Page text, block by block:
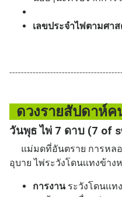
เลขประจำไพ่ตามศา
ดวงรายสัปดาห์ค
วันพุธ ไพ่ 7 ดาบ (7 of
แม่มดที่อันตราย การหลอ
อุบาย ไพ่ระวังโดนเเทงข้
การงานระวังโดนเเ